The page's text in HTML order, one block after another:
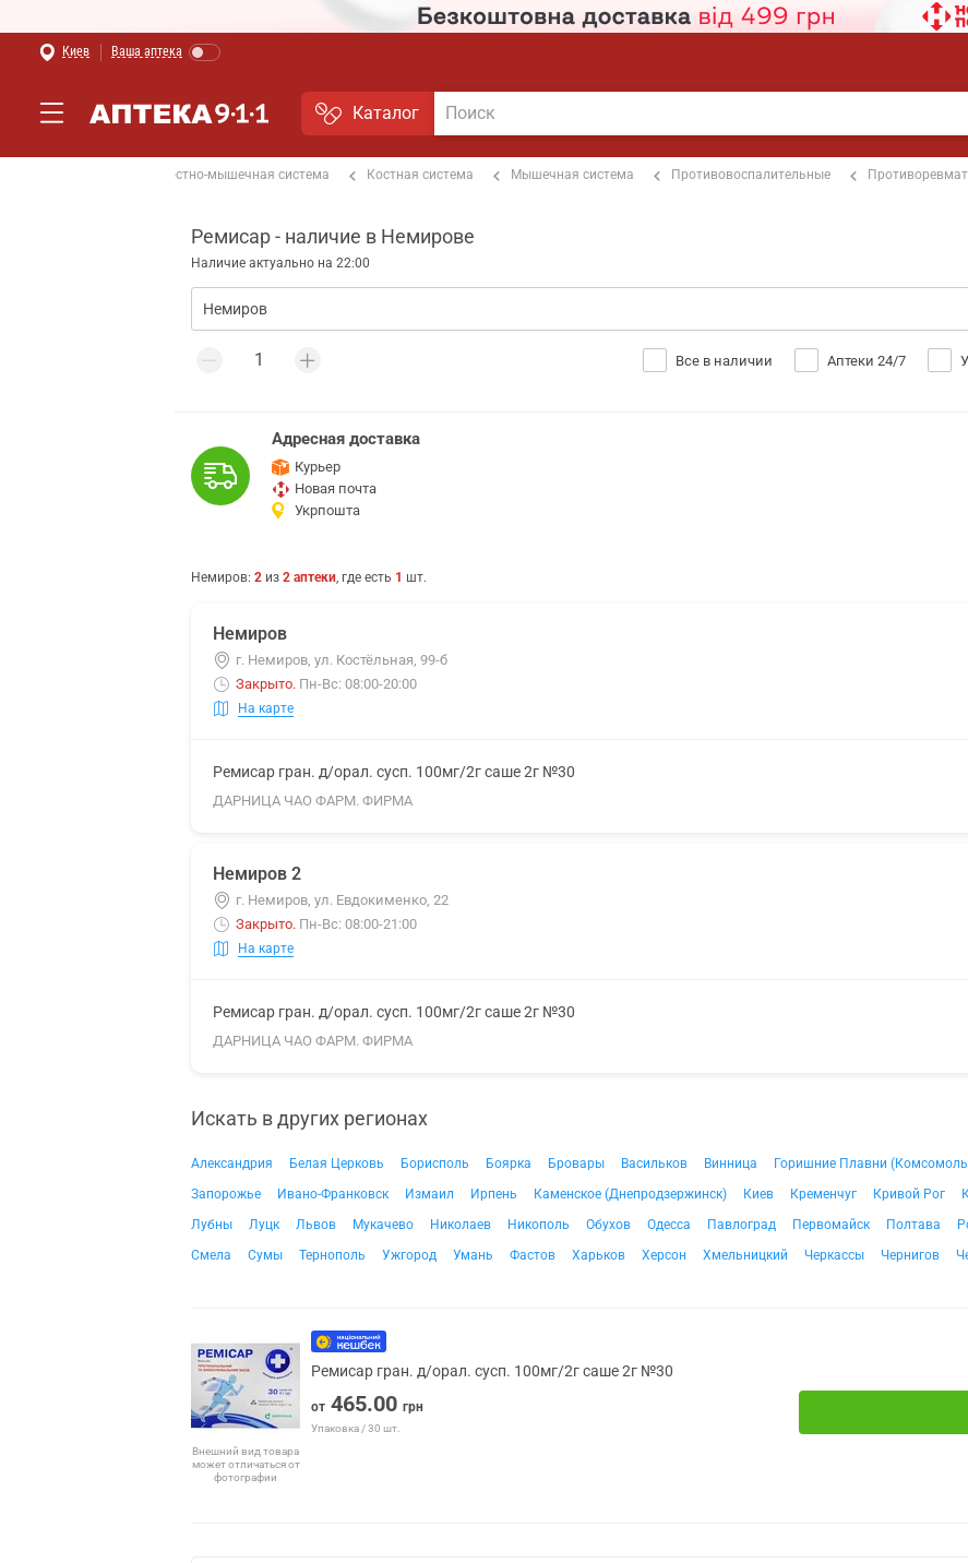
Киев Ваша аптека
Каталог
Костно-мышечная система Костная система Мышечная система Противовоспалительные
Ремисар - наличие в Немирове
Наличие актуально на 22:00
Все в наличии Аптеки 24/7
Адресная доставка
Курьер
Новая почта
Укрпошта
Немиров: 2 из 2 аптеки, где есть 1 шт.
Немиров
г. Немиров, ул. Костёльная, 99-б
Закрыто. Пн-Вс: 08:00-20:00
На карте
Ремисар гран. д/орал. сусп. 100мг/2г саше 2г №30
ДАРНИЦА ЧАО ФАРМ. ФИРМА
Немиров 2
г. Немиров, ул. Евдокименко, 22
Закрыто. Пн-Вс: 08:00-21:00
На карте
Ремисар гран. д/орал. сусп. 100мг/2г саше 2г №30
ДАРНИЦА ЧАО ФАРМ. ФИРМА
Искать в других регионах
Александрия Белая Церковь Борисполь Боярка Бровары Васильков Винница Горишние Плавни
Запорожье
Ивано-Франковск Измаил Ирпень Каменское (Днепродзержинск) Киев Кременчуг Кривой Рог
Лубны
Луцк Львов Мукачево Николаев Никополь Обухов Одесса Павлоград Первомайск Полтава
Смела
Сумы Тернополь Ужгород Умань Фастов Харьков Херсон Хмельницкий Черкассы Чернигов
Внешний вид товара
может отличаться от
фотографии
Ремисар гран. д/орал. сусп. 100мг/2г саше 2г №30
от 465.00 грн
Упаковка / 30 шт.